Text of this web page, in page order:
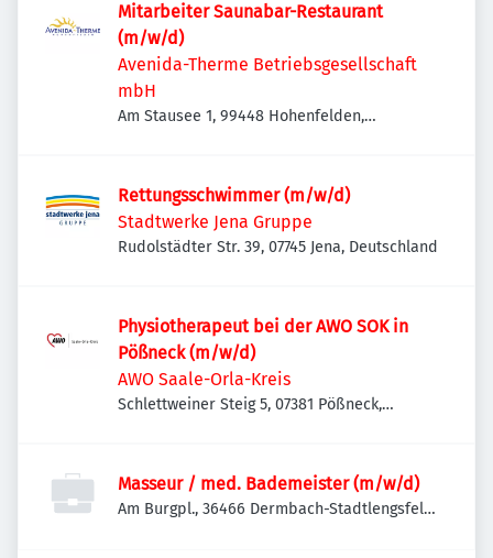
Mitarbeiter Saunabar-Restaurant
(m/w/d)
Avenida-Therme Betriebsgesellschaft
mbH
Am Stausee 1, 99448 Hohenfelden,
Rettungsschwimmer (m/w/d)
Stadtwerke Jena Gruppe
Rudolstädter Str. 39, 07745 Jena, Deutschland
Physiotherapeut bei der AWO SOK in
Pößneck (m/w/d)
AWO Saale-Orla-Kreis
Schlettweiner Steig 5, 07381 Pößneck,
Masseur / med. Bademeister (m/w/d)
Am Burgpl., 36466 Dermbach-Stadtlengsfeld,